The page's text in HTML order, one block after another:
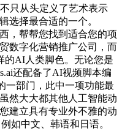
从头定义了艺术表示
选择最合适的一个。
，帮帮您找到适合您的项
数字化营销推广公司，而
的AI人类脚色。无论您是
还配备了AI视频脚本编
一部门，此中一项功能最
然大大都其他人工智能动
建立具有专业外不雅的动
如中文、韩语和日语。